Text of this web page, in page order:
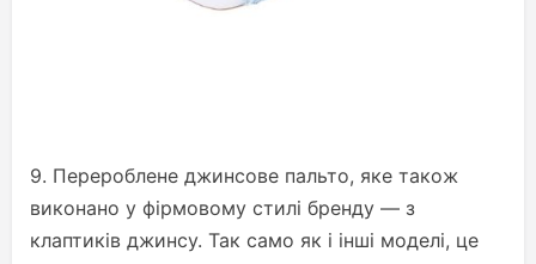
9. Перероблене джинсове пальто, яке також
виконано у фірмовому стилі бренду — з
клаптиків джинсу. Так само як і інші моделі, це